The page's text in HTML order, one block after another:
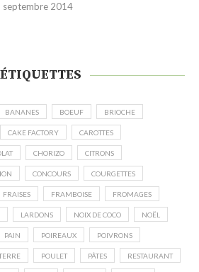
septembre 2014
ÉTIQUETTES
BANANES BOEUF BRIOCHE
CAKE FACTORY CAROTTES
CHORIZO CITRONS
CONCOURS COURGETTES
FRAISES FRAMBOISE FROMAGES
LARDONS NOIX DE COCO NOËL
PAIN POIREAUX POIVRONS
POULET PÂTES RESTAURANT